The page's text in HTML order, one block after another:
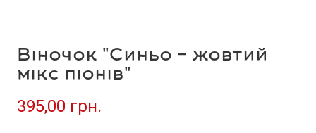
Віночок "Синьо - жовтий
мікс піонів"
395,00 грн.